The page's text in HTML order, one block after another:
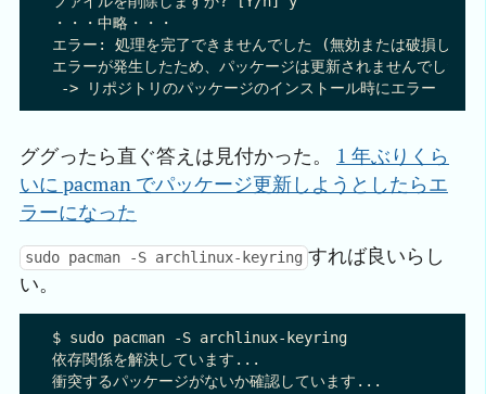
・・・中略・・・
エラー: 処理を完了できませんでした (無効または破損した
エラーが発生したため、パッケージは更新されませんでした。
ググったら直ぐ答えは見付かった。 1 年ぶりくら
いに pacman でパッケージ更新しようとしたらエ
ラーになった
sudo pacman -S archlinux-keyring すれば良いらし
い。
$ sudo pacman -S archlinux-keyring
依存関係を解決しています...
衝突するパッケージがないか確認しています...